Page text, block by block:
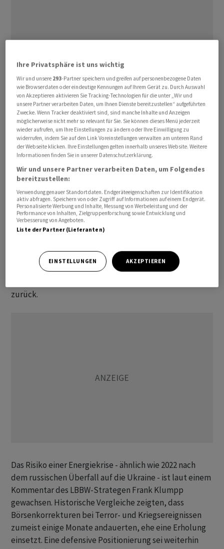
Der Dow Jones Industrial hatte über weite Strecken mit
bis zu einem Prozent im Minus gelegen, reduzierte
seine Verluste dann aber im Späthandel noch auf 0,44
Prozent. Aus dem Handel ging der US-Leitindex bei
46.021,43 Punkten. Der marktbreite S&P 500 reduzierte
seine Verluste mit 6.606,49 Punkten auf 0,27 Prozent.
Für den technologielastigen Nasdaq 100 ging es
letztlich um 0,29 Prozent auf 24.355,28 Zähler bergab.
Katars für den Weltmarkt bedeutende
Flüssiggasanlagen sind bei einem iranischen
Raketenangriff schwer beschädigt worden. Deshalb und
wegen angedrohter US-Vergeltung wuchs im
Tagesverlauf unter Anlegern die Sorge, dass aus einem
Der Preis für ein Fass der Nordsee-Ölsorte Brent
näherte sich am Vormittag zeitweise wieder der 120-
zurück.
Das Risiko einer Energiekrise - ähnlich wie 2022 nach
dem russischen Überfall auf die Ukraine - ist laut einem
Kommentar des LBBW-Strategen Frank Klumpp
gewachsen. Historische Vergleiche zeigten, dass
Börsenkorrekturen bei Terror- und Kriegsereignissen
zumeist einige Monate andauerten, ehe eine Erholung
einsetzt. Eine defensive Positionierung sei weiterhin
Ihre Privatsphäre ist uns wichtig
Wir und unsere 293-Partner speichern und greifen auf personenbezogene Daten
wie Browserdaten oder eindeutige Kennungen auf Ihrem Gerät zu. Durch Auswahl
von Akzeptieren aktivieren Sie Tracking-Technologien für die unter „Wir und
unsere Partner verarbeiten Daten, um Ihnen Dienste bereitzustellen“ aufgeführten
Zwecke. Wenn Tracker deaktiviert sind, sind manche Inhalte und Anzeigen
möglicherweise nicht mehr so relevant für Sie. Sie können dieses Menü jederzeit
wieder aufrufen, um Ihre Einstellungen zu ändern oder Ihre Einwilligung zu
widerrufen, indem Sie auf den Link Voreinstellungen verwalten am unteren Rand
der Webseite klicken. Ihre Einstellungen gelten innerhalb unseres Website. Weitere
Informationen finden Sie in unserer Datenschutzerklärung.
Wir und unsere Partner verarbeiten Daten, um Folgendes
bereitzustellen:
Verwendung genauer Standortdaten. Endgeräteeigenschaften zur Identifikation
aktiv abfragen. Speichern von oder Zugriff auf Informationen auf einem Endgerät.
Personalisierte Werbung und Inhalte, Messung von Werbeleistung und der
Performance von Inhalten, Zielgruppenforschung sowie Entwicklung und
Verbesserung von Angeboten.
Liste der Partner (Lieferanten)
EINSTELLUNGEN AKZEPTIEREN